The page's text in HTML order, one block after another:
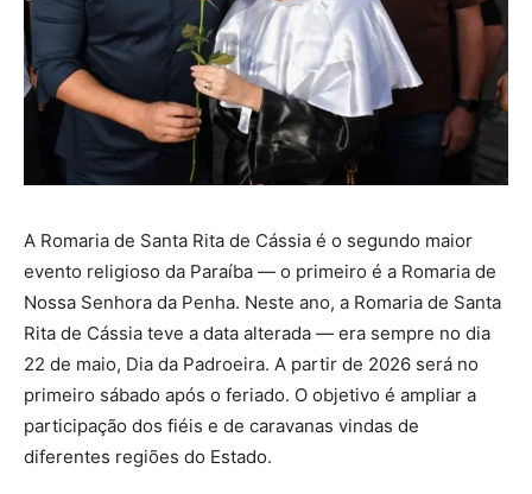
A Romaria de Santa Rita de Cássia é o segundo maior
evento religioso da Paraíba — o primeiro é a Romaria de
Nossa Senhora da Penha. Neste ano, a Romaria de Santa
Rita de Cássia teve a data alterada — era sempre no dia
22 de maio, Dia da Padroeira. A partir de 2026 será no
primeiro sábado após o feriado. O objetivo é ampliar a
participação dos fiéis e de caravanas vindas de
diferentes regiões do Estado.